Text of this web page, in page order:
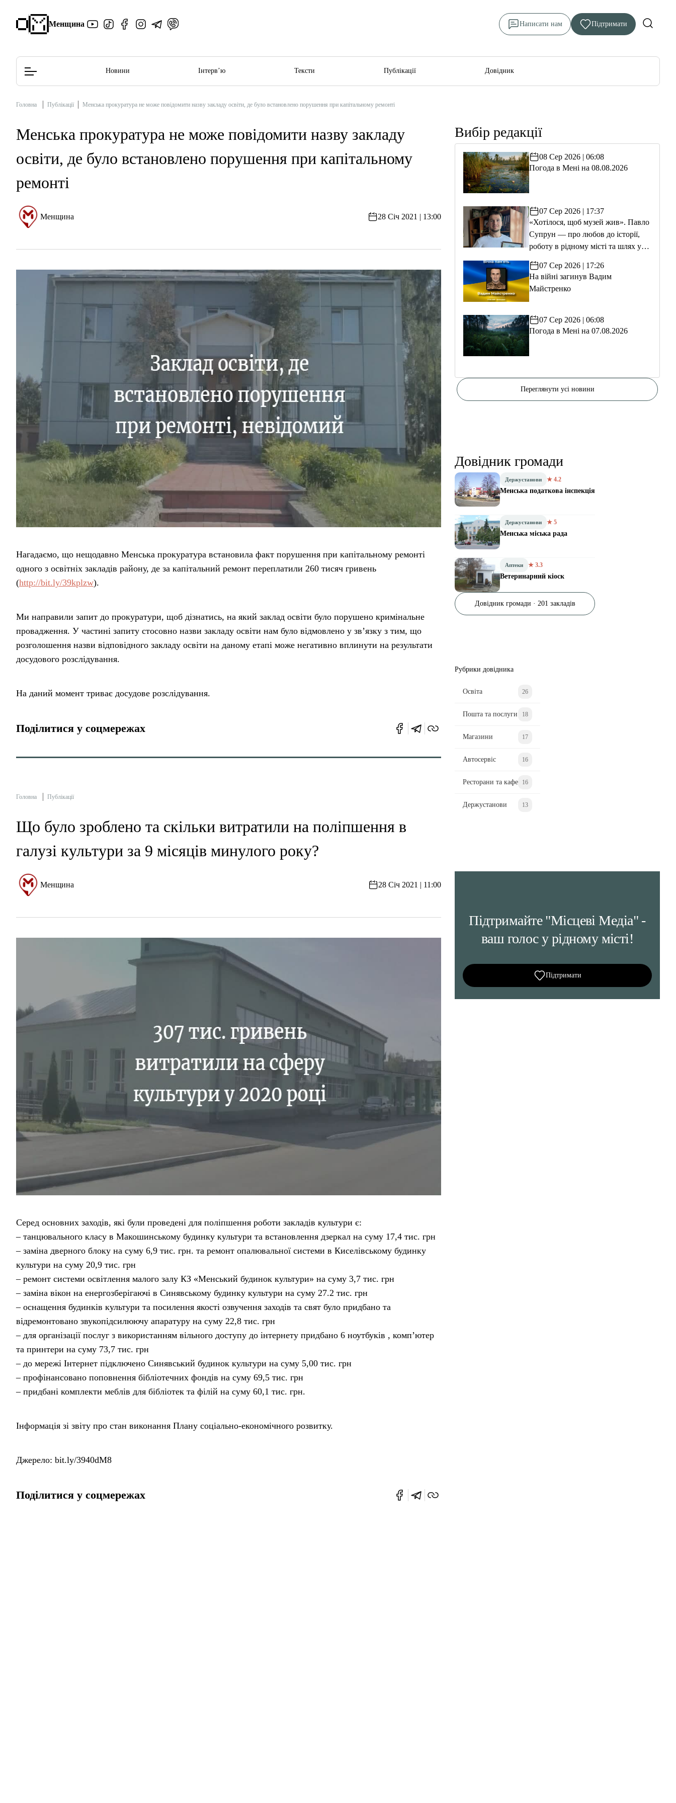
Менщина Написати нам Підтримати
Редакційна політика
Новини Інтерв’ю Тексти Публікації Довідник
Головна Публікації Менська прокуратура не може повідомити назву закладу освіти, де було встановлено порушення при капітальному ремонті
Менська прокуратура не може повідомити назву закладу
освіти, де було встановлено порушення при капітальному
ремонті
Менщина 28 Січ 2021 | 13:00
Нагадаємо, що нещодавно Менська прокуратура встановила факт порушення при капітальному ремонті
одного з освітніх закладів району, де за капітальний ремонт переплатили 260 тисяч гривень
(http://bit.ly/39kplzw).
Ми направили запит до прокуратури, щоб дізнатись, на який заклад освіти було порушено кримінальне
провадження. У частині запиту стосовно назви закладу освіти нам було відмовлено у зв’язку з тим, що
розголошення назви відповідного закладу освіти на даному етапі може негативно вплинути на результати
досудового розслідування.
На даний момент триває досудове розслідування.
Поділитися у соцмережах
Головна Публікації
Що було зроблено та скільки витратили на поліпшення в
галузі культури за 9 місяців минулого року?
Менщина 28 Січ 2021 | 11:00
Серед основних заходів, які були проведені для поліпшення роботи закладів культури є:
– танцювального класу в Макошинському будинку культури та встановлення дзеркал на суму 17,4 тис. грн
– заміна дверного блоку на суму 6,9 тис. грн. та ремонт опалювальної системи в Киселівському будинку
культури на суму 20,9 тис. грн
– ремонт системи освітлення малого залу КЗ «Менський будинок культури» на суму 3,7 тис. грн
– заміна вікон на енергозберігаючі в Синявському будинку культури на суму 27.2 тис. грн
– оснащення будинків культури та посилення якості озвучення заходів та свят було придбано та
відремонтовано звукопідсилюючу апаратуру на суму 22,8 тис. грн
– для організації послуг з використанням вільного доступу до інтернету придбано 6 ноутбуків , комп’ютер
та принтери на суму 73,7 тис. грн
– до мережі Інтернет підключено Синявський будинок культури на суму 5,00 тис. грн
– профінансовано поповнення бібліотечних фондів на суму 69,5 тис. грн
– придбані комплекти меблів для бібліотек та філій на суму 60,1 тис. грн.
Інформація зі звіту про стан виконання Плану соціально-економічного розвитку.
Джерело: bit.ly/3940dM8
Поділитися у соцмережах
Вибір редакції
08 Сер 2026 | 06:08
Погода в Мені на 08.08.2026
07 Сер 2026 | 17:37
«Хотілося, щоб музей жив». Павло
Супрун — про любов до історії,
роботу в рідному місті та шлях у
07 Сер 2026 | 17:26
На війні загинув Вадим
Майстренко
07 Сер 2026 | 06:08
Погода в Мені на 07.08.2026
Переглянути усі новини
Довідник громади
Держустанови ★ 4.2
Менська податкова інспекція
Держустанови ★ 5
Менська міська рада
Аптеки ★ 3.3
Ветеринарний кіоск
Довідник громади · 201 закладів
Рубрики довідника
Освіта 26
Пошта та послуги 18
Магазини 17
Автосервіс 16
Ресторани та кафе 16
Держустанови 13
Підтримайте "Місцеві Медіа" -
ваш голос у рідному місті!
Підтримати